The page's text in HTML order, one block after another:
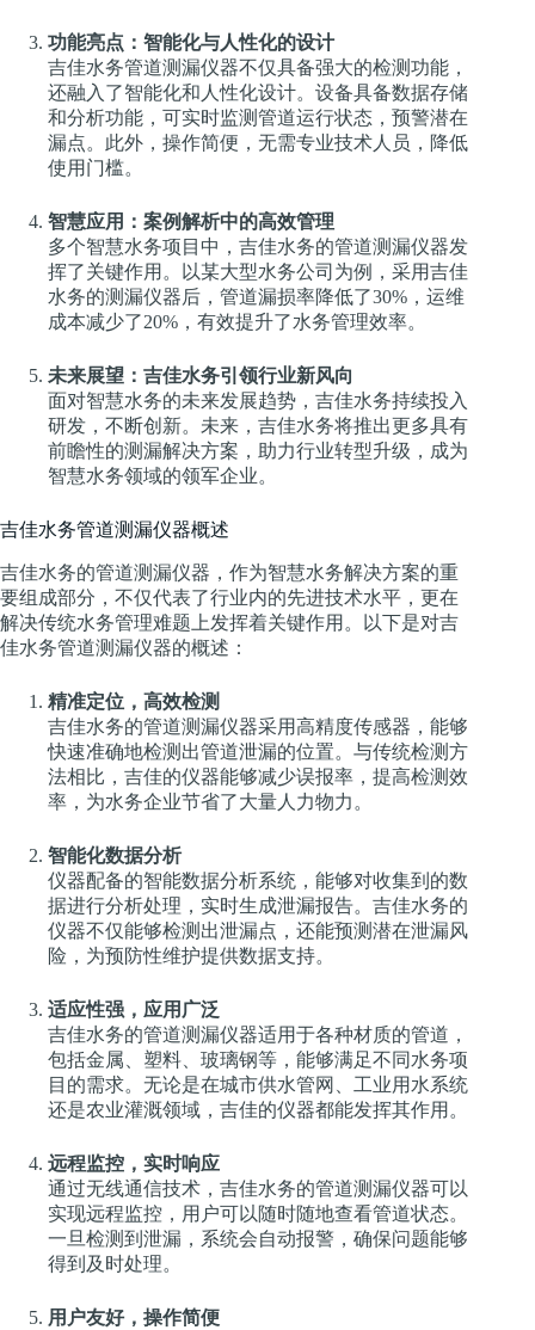
功能亮点：智能化与人性化的设计
吉佳水务管道测漏仪器不仅具备强大的检测功能，
还融入了智能化和人性化设计。设备具备数据存储
和分析功能，可实时监测管道运行状态，预警潜在
漏点。此外，操作简便，无需专业技术人员，降低
使用门槛。
智慧应用：案例解析中的高效管理
多个智慧水务项目中，吉佳水务的管道测漏仪器发
挥了关键作用。以某大型水务公司为例，采用吉佳
水务的测漏仪器后，管道漏损率降低了30%，运维
成本减少了20%，有效提升了水务管理效率。
未来展望：吉佳水务引领行业新风向
面对智慧水务的未来发展趋势，吉佳水务持续投入
研发，不断创新。未来，吉佳水务将推出更多具有
前瞻性的测漏解决方案，助力行业转型升级，成为
智慧水务领域的领军企业。
吉佳水务管道测漏仪器概述
吉佳水务的管道测漏仪器，作为智慧水务解决方案的重
要组成部分，不仅代表了行业内的先进技术水平，更在
解决传统水务管理难题上发挥着关键作用。以下是对吉
佳水务管道测漏仪器的概述：
精准定位，高效检测
吉佳水务的管道测漏仪器采用高精度传感器，能够
快速准确地检测出管道泄漏的位置。与传统检测方
法相比，吉佳的仪器能够减少误报率，提高检测效
率，为水务企业节省了大量人力物力。
智能化数据分析
仪器配备的智能数据分析系统，能够对收集到的数
据进行分析处理，实时生成泄漏报告。吉佳水务的
仪器不仅能够检测出泄漏点，还能预测潜在泄漏风
险，为预防性维护提供数据支持。
适应性强，应用广泛
吉佳水务的管道测漏仪器适用于各种材质的管道，
包括金属、塑料、玻璃钢等，能够满足不同水务项
目的需求。无论是在城市供水管网、工业用水系统
还是农业灌溉领域，吉佳的仪器都能发挥其作用。
远程监控，实时响应
通过无线通信技术，吉佳水务的管道测漏仪器可以
实现远程监控，用户可以随时随地查看管道状态。
一旦检测到泄漏，系统会自动报警，确保问题能够
得到及时处理。
用户友好，操作简便